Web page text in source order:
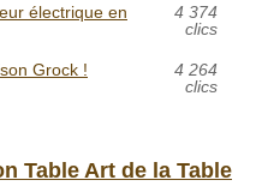
électrique en
4 374
clics
Grock !
4 264
clics
Table Art de la Table